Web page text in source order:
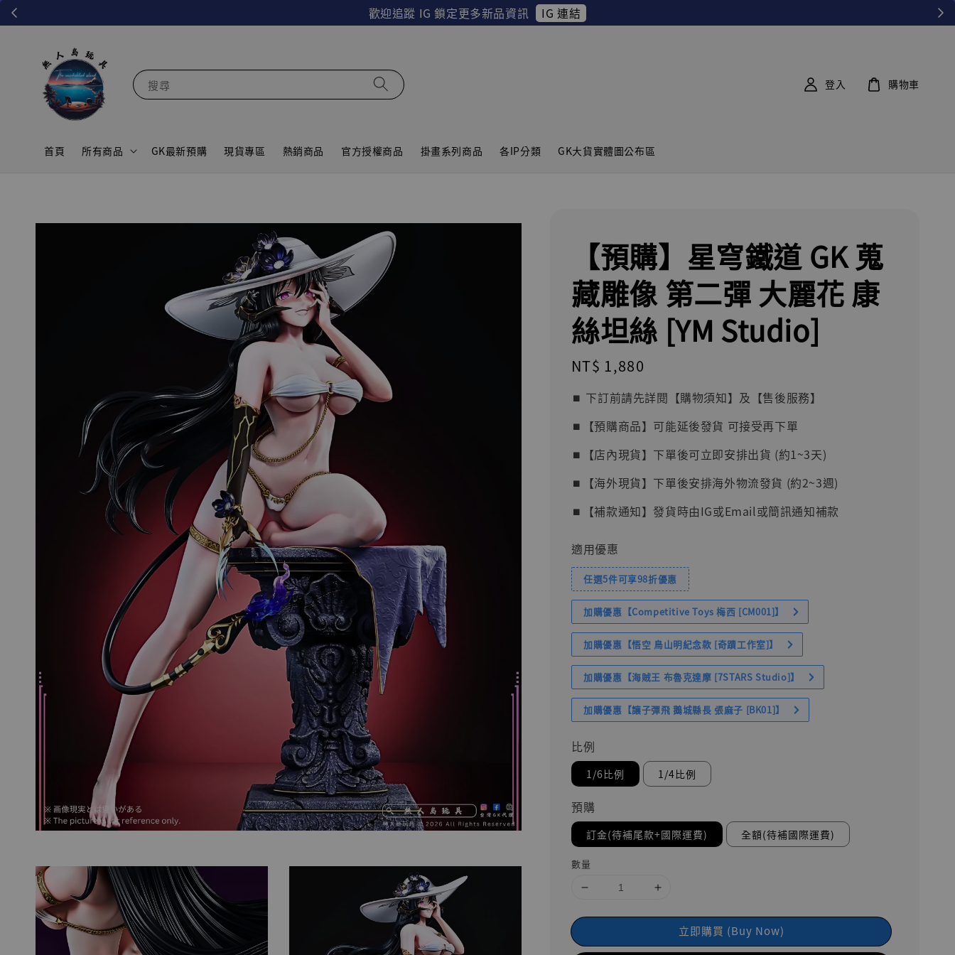
歡迎追蹤 IG 鎖定更多新品資訊 IG 連結
搜尋
首頁 所有商品 GK最新預購 現貨專區 熱銷商品 官方授權商品 掛畫系列商品 各IP分類 GK大貨實體圖公布區
登入 購物車
【預購】星穹鐵道 GK 蒐
藏雕像 第二彈 大麗花 康
絲坦絲 [YM Studio]
Regular
price
NT$ 1,880
⏹︎ 下訂前請先詳閱【購物須知】及【售後服務】
⏹︎【預購商品】可能延後發貨 可接受再下單
⏹︎【店內現貨】下單後可立即安排出貨 (約1~3天)
⏹︎【海外現貨】下單後安排海外物流發貨 (約2~3週)
⏹︎【補款通知】發貨時由IG或Email或簡訊通知補款
適用優惠
任選5件可享98折優惠
加購優惠【Competitive Toys 梅西 [CM001]】
加購優惠【悟空 鳥山明紀念款 [奇蹟工作室]】
加購優惠【海賊王 布魯克達摩 [7STARS Studio]】
加購優惠【讓子彈飛 鵝城縣長 張麻子 [BK01]】
比例
1/6比例 1/4比例
預購
訂金(待補尾款+國際運費) 全額(待補國際運費)
數量
立即購買 (Buy Now)